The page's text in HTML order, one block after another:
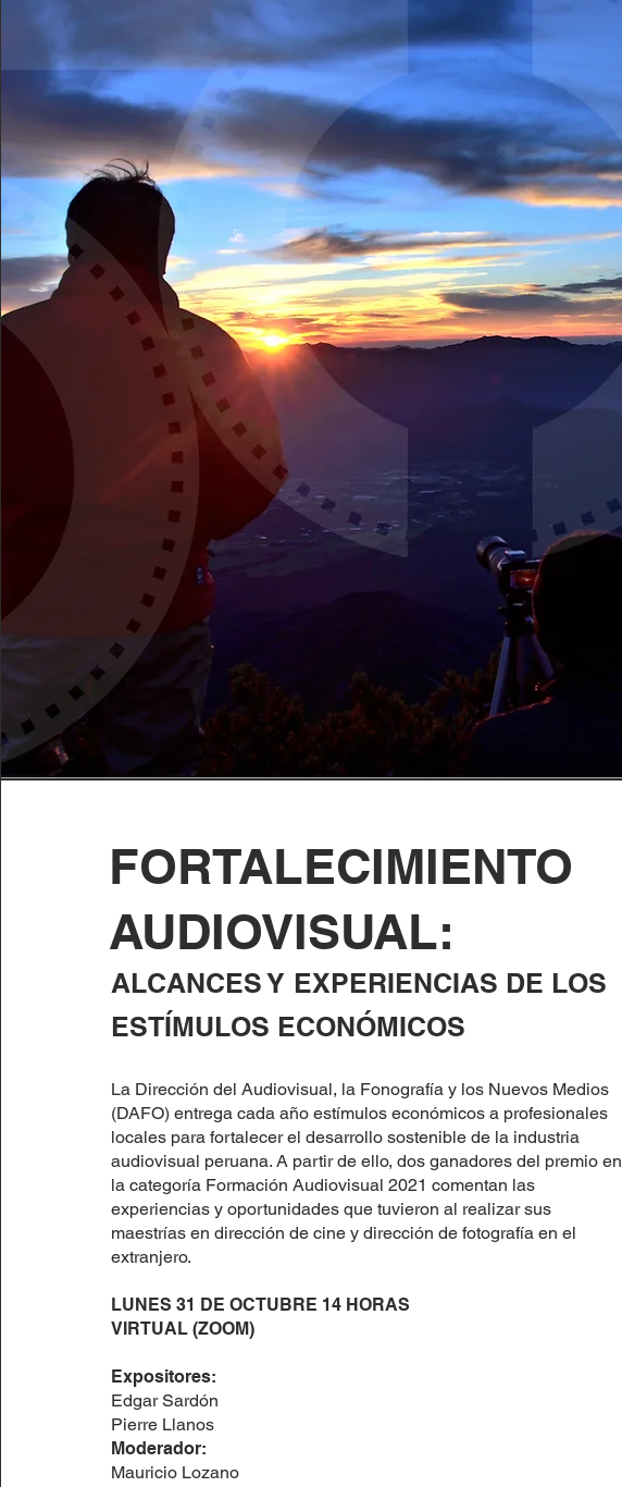
ALCANCES Y EXPERIENCIAS DE LOS
ESTÍMULOS ECONÓMICOS
FORTALECIMIENTO
AUDIOVISUAL:
La Dirección del Audiovisual, la Fonografía y los Nuevos Medios
(DAFO) entrega cada año estímulos económicos a profesionales
locales para fortalecer el desarrollo sostenible de la industria
audiovisual peruana. A partir de ello, dos ganadores del premio en
la categoría Formación Audiovisual 2021 comentan las
experiencias y oportunidades que tuvieron al realizar sus
maestrías en dirección de cine y dirección de fotografía en el
extranjero.
LUNES 31 DE OCTUBRE 14 HORAS
VIRTUAL (ZOOM)
Expositores:
Edgar Sardón
Pierre Llanos
Moderador:
Mauricio Lozano